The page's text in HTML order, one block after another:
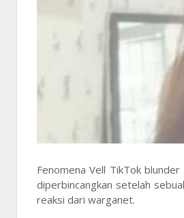
Fenomena Vell TikTok
diperbincangkan setelah
reaksi dari warganet.